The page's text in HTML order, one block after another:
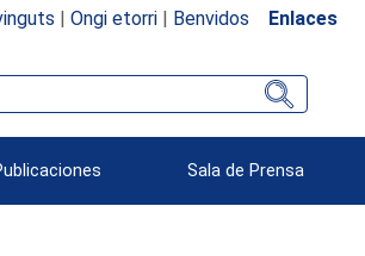
| Ongi etorri| Benvidos Enlaces
Sala de Prensa